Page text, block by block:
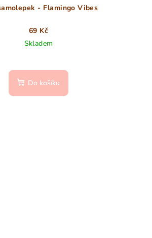
- Flamingo Vibes
69 Kč
Skladem
Do košíku